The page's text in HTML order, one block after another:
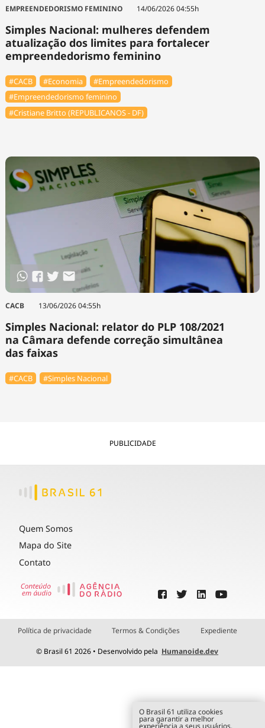
EMPREENDEDORISMO FEMININO 14/06/2026 04:55h
Simples Nacional: mulheres defendem
atualização dos limites para fortalecer
empreendedorismo feminino
#⁠CACB #Economia
#Empreendedorismo
#Empreendedorismo feminino
#Cristiane Britto (REPUBLICANOS - DF)
⁠CACB 13/06/2026 04:55h
Simples Nacional: relator do PLP 108/2021
na Câmara defende correção simultânea
das faixas
#⁠CACB #Simples Nacional
PUBLICIDADE
Quem Somos
Mapa do Site
Contato
Política de privacidade Termos & Condições Expediente
© Brasil 61 2026 • Desenvolvido pela Humanoide.dev
O Brasil 61 utiliza cookies
para garantir a melhor